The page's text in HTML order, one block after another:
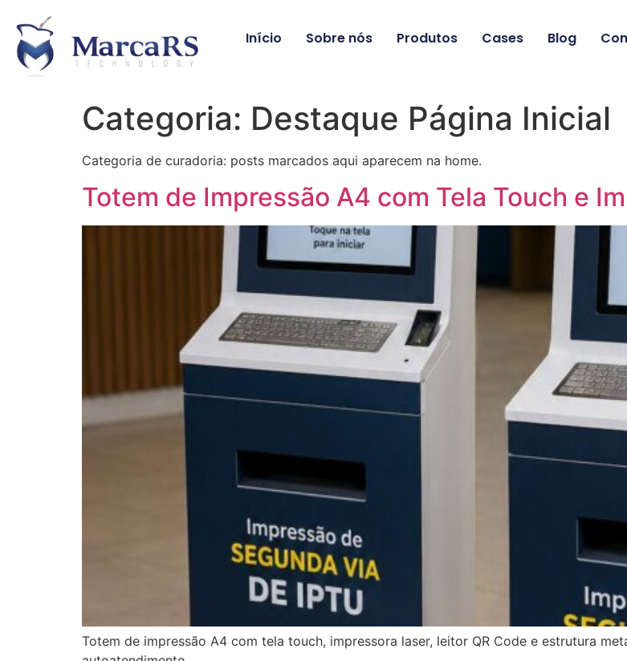
Início Sobre nós Produtos Cases Blog
Categoria: Destaque Página Inicial
Categoria de curadoria: posts marcados aqui aparecem na home.
Totem de Impressão A4 com Tela Touch e
Totem de impressão A4 com tela touch, impressora laser, leitor QR Code e estrutura